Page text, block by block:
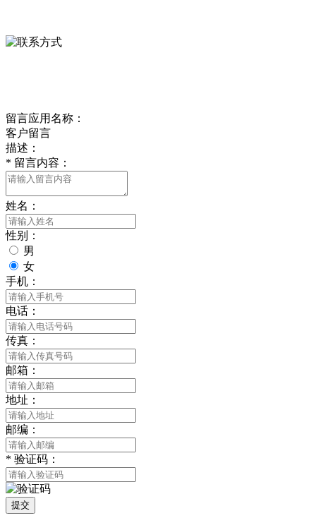
留言应用名称：
客户留言
描述：
* 留言内容：
姓名：
性别：
男
女
手机：
电话：
传真：
邮箱：
地址：
邮编：
* 验证码：
提交